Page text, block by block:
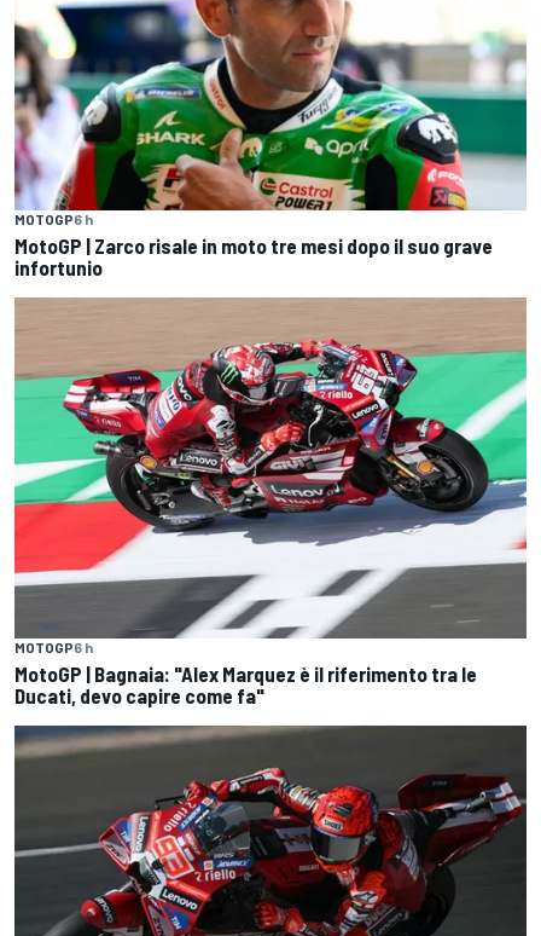
MOTOGP6 h
MotoGP | Zarco risale in moto tre mesi dopo il suo grave
infortunio
MOTOGP6 h
MotoGP | Bagnaia: "Alex Marquez è il riferimento tra le
Ducati, devo capire come fa"